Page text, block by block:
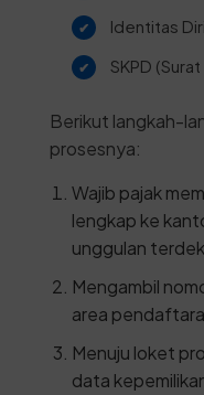
Identitas
SKPD
Berikut langkah-
prosesnya:
Wajib pajak
lengkap ke
unggulan
Mengambil
area
Menuju loket
data